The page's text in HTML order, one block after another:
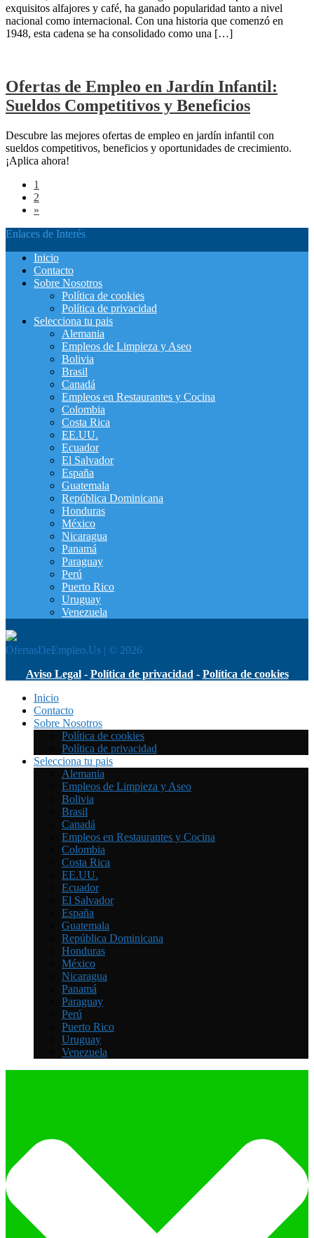
exquisitos alfajores y café, ha ganado popularidad tanto a nivel
nacional como internacional. Con una historia que comenzó en
1948, esta cadena se ha consolidado como una […]
Ofertas de Empleo en Jardín Infantil:
Sueldos Competitivos y Beneficios
Descubre las mejores ofertas de empleo en jardín infantil con
sueldos competitivos, beneficios y oportunidades de crecimiento.
¡Aplica ahora!
1
2
»
Enlaces de Interés
Inicio
Contacto
Sobre Nosotros
Política de cookies
Política de privacidad
Selecciona tu pais
Alemania
Empleos de Limpieza y Aseo
Bolivia
Brasil
Canadá
Empleos en Restaurantes y Cocina
Colombia
Costa Rica
EE.UU.
Ecuador
El Salvador
España
Guatemala
República Dominicana
Honduras
México
Nicaragua
Panamá
Paraguay
Perú
Puerto Rico
Uruguay
Venezuela
OfertasDeEmpleo.Us | © 2026
Aviso Legal- Política de privacidad - Política de cookies
Inicio
Contacto
Sobre Nosotros
Política de cookies
Política de privacidad
Selecciona tu pais
Alemania
Empleos de Limpieza y Aseo
Bolivia
Brasil
Canadá
Empleos en Restaurantes y Cocina
Colombia
Costa Rica
EE.UU.
Ecuador
El Salvador
España
Guatemala
República Dominicana
Honduras
México
Nicaragua
Panamá
Paraguay
Perú
Puerto Rico
Uruguay
Venezuela